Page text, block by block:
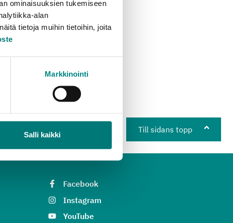
ominaisuuksien tukemiseen
alan
tietoja muihin tietoihin, joita
Markkinointi
Salli kaikki
Till sidans topp
Facebook
Instagram
YouTube